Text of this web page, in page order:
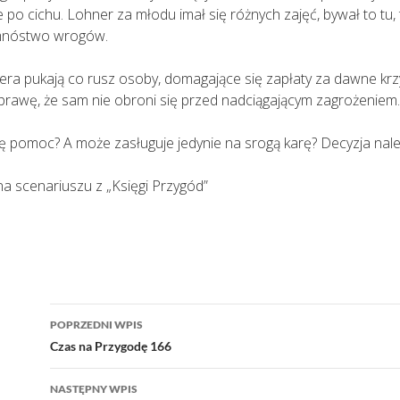
cichu. Lohner za młodu imał się różnych zajęć, bywał to
wrogów.
pukają co rusz osoby, domagające się zapłaty za dawne
że sam nie obroni się przed nadciągającym zagrożeniem.
pomoc? A może zasługuje jedynie na srogą karę? Decyzja
scenariuszu z „Księgi Przygód”
Nawigacja
wpisu
POPRZEDNI WPIS
Czas na Przygodę 166
NASTĘPNY WPIS